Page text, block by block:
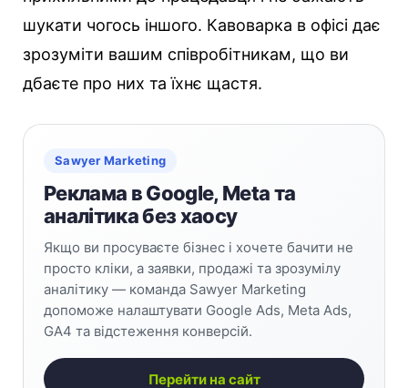
шукати чогось іншого. Кавоварка в офісі дає
зрозуміти вашим співробітникам, що ви
дбаєте про них та їхнє щастя.
Sawyer Marketing
Реклама в Google, Meta та
аналітика без хаосу
Якщо ви просуваєте бізнес і хочете бачити не
просто кліки, а заявки, продажі та зрозумілу
аналітику — команда Sawyer Marketing
допоможе налаштувати Google Ads, Meta Ads,
GA4 та відстеження конверсій.
Перейти на сайт